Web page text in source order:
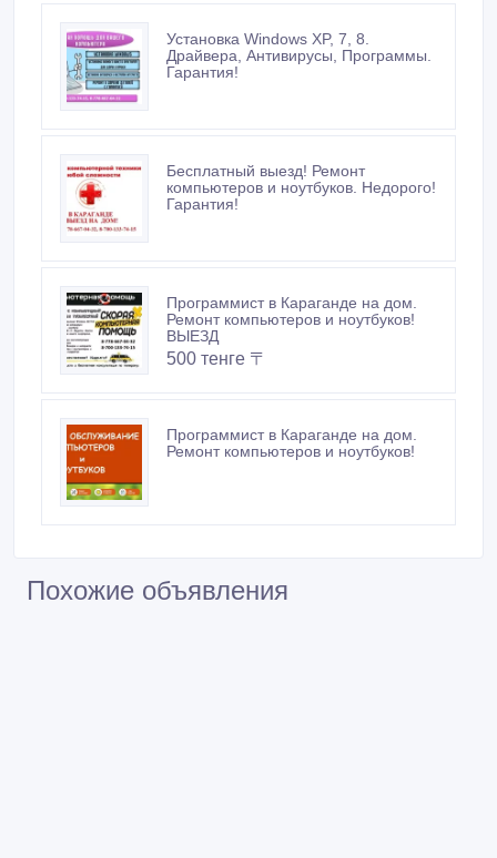
Установка Windows XP, 7, 8.
Драйвера, Антивирусы, Программы.
Гарантия!
Бесплатный выезд! Ремонт
компьютеров и ноутбуков. Недорого!
Гарантия!
Программист в Караганде на дом.
Ремонт компьютеров и ноутбуков!
ВЫЕЗД
500 тенге 〒
Программист в Караганде на дом.
Ремонт компьютеров и ноутбуков!
Похожие объявления